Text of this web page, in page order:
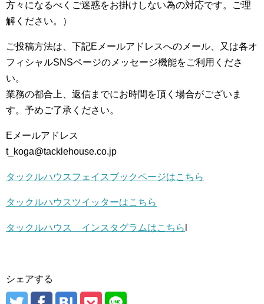
方々になるべくご迷惑をお掛けしない為の対応です。ご理
解ください。）
ご投稿方法は、下記Eメールアドレスへのメール、又は各オ
フィシャルSNSページのメッセージ機能をご利用くださ
い。
業務の都合上、返信までにお時間を頂く場合がございま
す。予めご了承ください。
Eメールアドレス
t_koga@tacklehouse.co.jp
タックルハウスフェイスブックページはこちら
タックルハウスツイッターはこちら
タックルハウス インスタグラムはこちら
シェアする